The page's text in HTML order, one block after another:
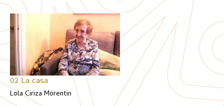
02 La casa
Lola Ciriza Morentin